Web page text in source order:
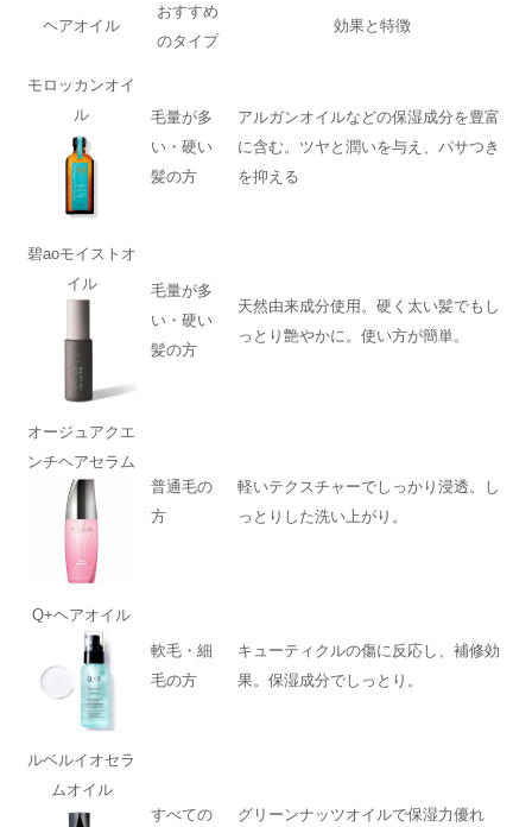
ヘアオイル
おすすめ
のタイプ
効果と特徴
モロッカンオイ
ル
毛量が多
い・硬い
髪の方
アルガンオイルなどの保湿成分を豊富
に含む。ツヤと潤いを与え、パサつき
を抑える
碧aoモイストオ
イル
毛量が多
い・硬い
髪の方
天然由来成分使用。硬く太い髪でもし
っとり艶やかに。使い方が簡単。
オージュアクエ
ンチヘアセラム
普通毛の
方
軽いテクスチャーでしっかり浸透。し
っとりした洗い上がり。
Q+ヘアオイル
軟毛・細
毛の方
キューティクルの傷に反応し、補修効
果。保湿成分でしっとり。
ルベルイオセラ
ムオイル
すべての
グリーンナッツオイルで保湿力優れ